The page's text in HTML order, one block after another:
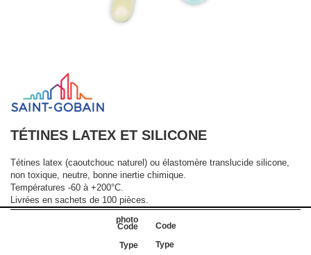
TÉTINES LATEX ET SILICONE
Tétines latex (caoutchouc naturel) ou élastomère translucide silicone,
non toxique, neutre, bonne inertie chimique.
Températures -60 à +200°C.
Livrées en sachets de 100 pièces.
Code
Type